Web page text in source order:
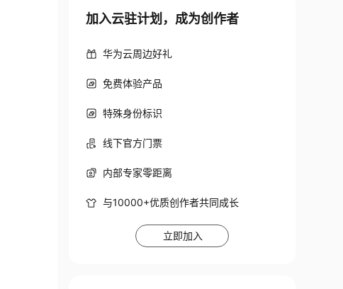
加入云驻计划，成为创作者
华为云周边好礼
免费体验产品
特殊身份标识
线下官方门票
内部专家零距离
与10000+优质创作者共同成长
立即加入